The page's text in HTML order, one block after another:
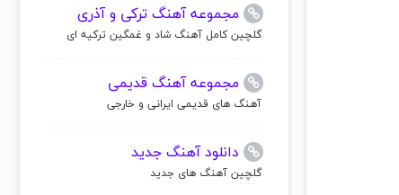
مجموعه آهنگ ترکی و آذری
گلچین کامل آهنگ شاد و غمگین ترکیه ای
مجموعه آهنگ قدیمی
آهنگ های قدیمی ایرانی و خارجی
دانلود آهنگ جدید
گلچین آهنگ های جدید